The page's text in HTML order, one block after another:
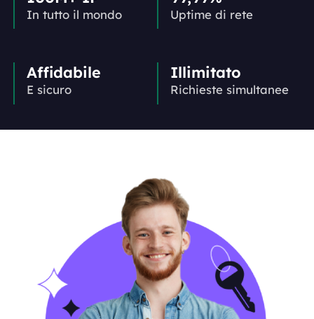
In tutto il mondo Uptime di rete
Affidabile
E sicuro
Illimitato
Richieste simultanee